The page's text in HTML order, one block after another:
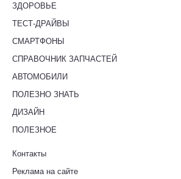
ЗДОРОВЬЕ
ТЕСТ-ДРАЙВЫ
СМАРТФОНЫ
СПРАВОЧНИК ЗАПЧАСТЕЙ
АВТОМОБИЛИ
ПОЛЕЗНО ЗНАТЬ
ДИЗАЙН
ПОЛЕЗНОЕ
Контакты
Реклама на сайте